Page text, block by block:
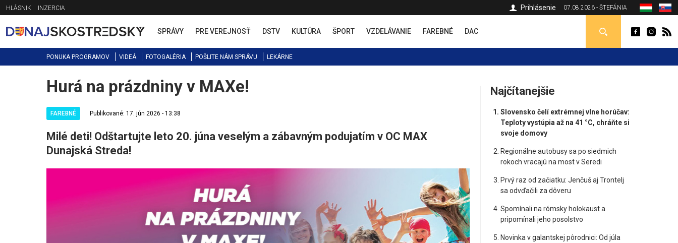
Jump
to
navigation
HLÁSNIK INZERCIA 07.08.2026 - ŠTEFÁNIA
Prihlásenie
SPRÁVY PRE VEREJNOSŤ DSTV KULTÚRA ŠPORT VZDELÁVANIE FAREBNÉ DAC
PONUKA PROGRAMOV VIDEÁ FOTOGALÉRIA POŠLITE NÁM SPRÁVU LEKÁRNE
Back
to
Hurá na prázdniny v MAXe!
FAREBNÉ Publikované: 17. jún 2026 - 13:38
Milé deti! Odštartujte leto 20. júna veselým a zábavným podujatím v OC MAX
Dunajská Streda!
Najčítanejšie
Slovensko čelí extrémnej vlne horúčav:
Teploty vystúpia až na 41 °C, chráňte si
svoje domovy
Regionálne autobusy sa po siedmich
rokoch vracajú na most v Seredi
Prvý raz od začiatku: Jenčuš aj Trontelj
sa odvďačili za dôveru
Spomínali na rómsky holokaust a
pripomínali jeho posolstvo
Novinka v galantskej pôrodnici: Od júla